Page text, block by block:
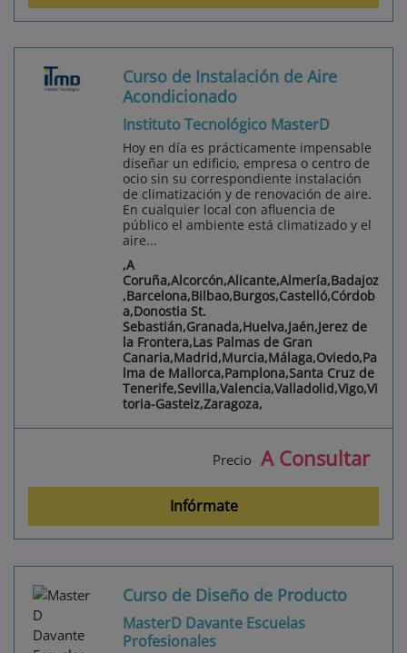
Curso de Instalación de Aire
Acondicionado
Instituto Tecnológico MasterD
Hoy en día es prácticamente impensable
diseñar un edificio, empresa o centro de
ocio sin su correspondiente instalación
de climatización y de renovación de aire.
En cualquier local con afluencia de
público el ambiente está climatizado y el
aire...
,A
Coruña,Alcorcón,Alicante,Almería,Badajoz
,Barcelona,Bilbao,Burgos,Castelló,Córdob
a,Donostia St.
Sebastián,Granada,Huelva,Jaén,Jerez de
la Frontera,Las Palmas de Gran
Canaria,Madrid,Murcia,Málaga,Oviedo,Pa
lma de Mallorca,Pamplona,Santa Cruz de
Tenerife,Sevilla,Valencia,Valladolid,Vigo,Vi
toria-Gasteiz,Zaragoza,
Precio A Consultar
Infórmate
Curso de Diseño de Producto
MasterD Davante Escuelas
Profesionales